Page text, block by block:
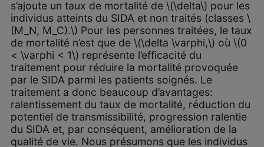
s’ajoute un taux de mortalité de \(\delta\) pour les
individus atteints du SIDA et non traités (classes \
(M_N, M_C).\) Pour les personnes traitées, le taux
de mortalité n’est que de \(\delta \varphi,\) où \(0
< \varphi < 1\) représente l’efficacité du
traitement pour réduire la mortalité provoquée
par le SIDA parmi les patients soignés. Le
traitement a donc beaucoup d’avantages:
ralentissement du taux de mortalité, réduction du
potentiel de transmissibilité, progression ralentie
du SIDA et, par conséquent, amélioration de la
qualité de vie. Nous présumons que les individus